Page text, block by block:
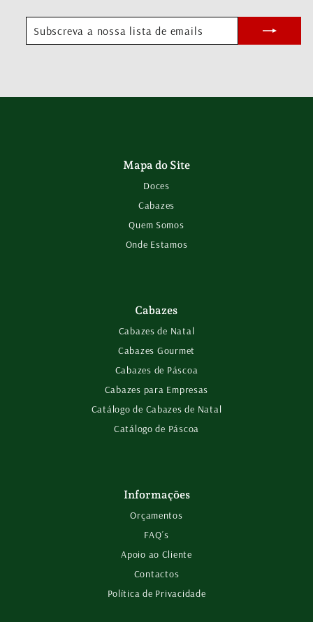
NOSSA
Mapa do Site
Doces
Cabazes
Quem Somos
Onde Estamos
Cabazes
Cabazes de Natal
Cabazes Gourmet
Cabazes de Páscoa
Cabazes para Empresas
Catálogo de Cabazes de Natal
Catálogo de Páscoa
Informações
Orçamentos
FAQ´s
Apoio ao Cliente
Contactos
Política de Privacidade